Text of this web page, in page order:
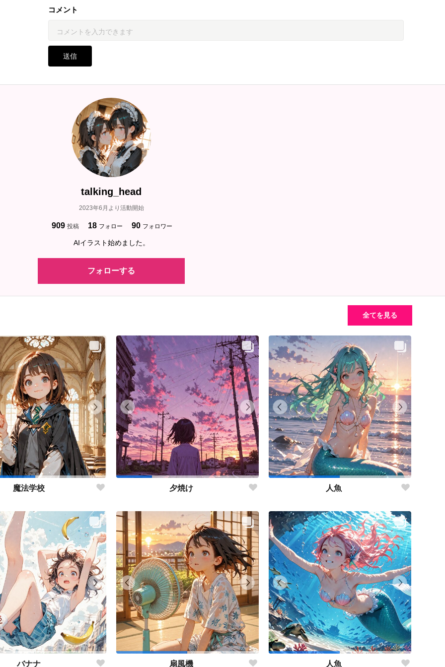
コメント
送信
talking_head
2023年6月より活動開始
909 投稿 18 フォロー 90 フォロワー
AIイラスト始めました。
フォローする
全てを見る
魔法学校 夕焼け 人魚
バナナ 扇風機 人魚